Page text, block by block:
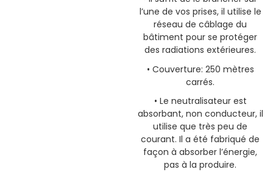
l’une de vos prises, il utilise le
réseau de câblage du
bâtiment pour se protéger
des radiations extérieures.
• Couverture: 250 mètres
carrés.
• Le neutralisateur est
absorbant, non conducteur, il
utilise que très peu de
courant. Il a été fabriqué de
façon à absorber l’énergie,
pas à la produire.